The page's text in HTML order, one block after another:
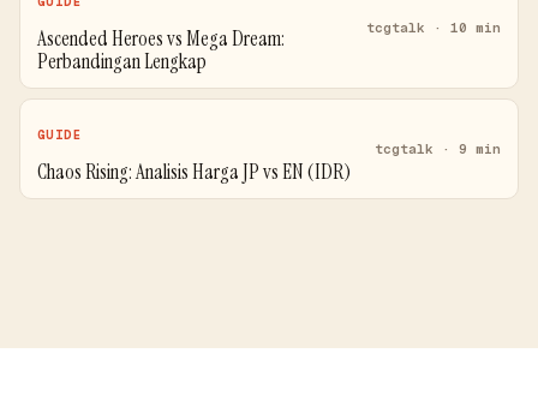
Ascended Heroes vs Mega Dream:
Perbandingan Lengkap
tcgtalk · 10 min
GUIDE
Chaos Rising: Analisis Harga JP vs EN (IDR)
tcgtalk · 9 min